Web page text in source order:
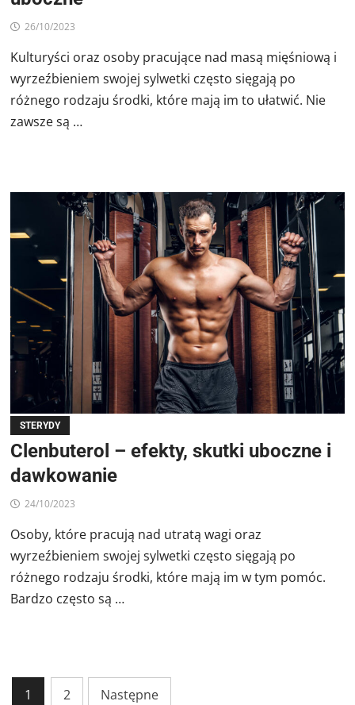
26/10/2023
Kulturyści oraz osoby pracujące nad masą mięśniową i
wyrzeźbieniem swojej sylwetki często sięgają po
różnego rodzaju środki, które mają im to ułatwić. Nie
zawsze są …
STERYDY
Clenbuterol – efekty, skutki uboczne i
dawkowanie
24/10/2023
Osoby, które pracują nad utratą wagi oraz
wyrzeźbieniem swojej sylwetki często sięgają po
różnego rodzaju środki, które mają im w tym pomóc.
Bardzo często są …
Stronicowanie
1 2 Następne